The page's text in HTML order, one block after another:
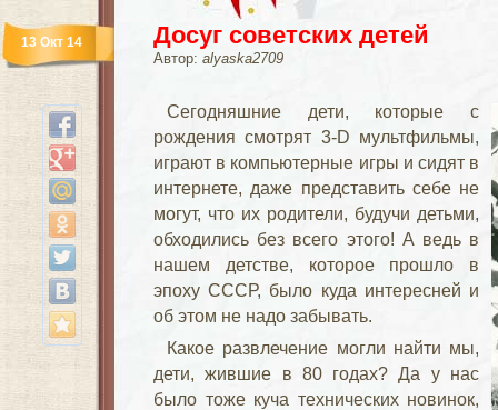
Досуг советских детей
Автор: alyaska2709
13 Окт 14
Сегодняшние дети, которые с
рождения смотрят 3-D мультфильмы,
играют в компьютерные игры и сидят в
интернете, даже представить себе не
могут, что их родители, будучи детьми,
обходились без всего этого! А ведь в
нашем детстве, которое прошло в
эпоху СССР, было куда интересней и
об этом не надо забывать.
Какое развлечение могли найти мы,
дети, жившие в 80 годах? Да у нас
было тоже куча технических новинок,